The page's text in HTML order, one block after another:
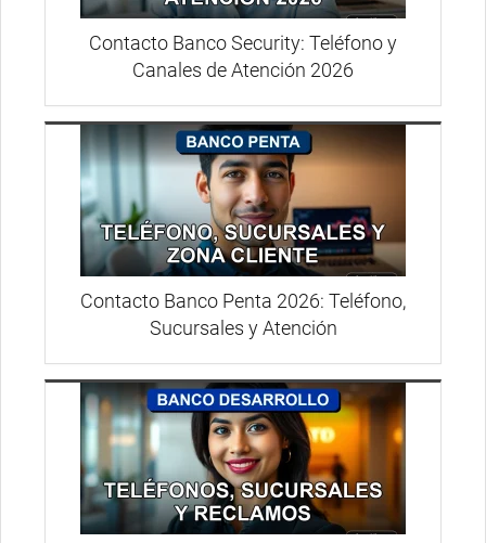
Contacto Banco Security: Teléfono y
Canales de Atención 2026
Contacto Banco Penta 2026: Teléfono,
Sucursales y Atención